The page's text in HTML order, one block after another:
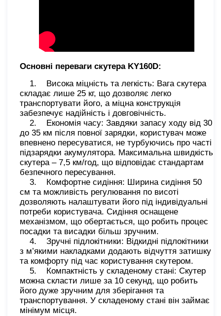
Основні переваги скутера KY160D:
1. Висока міцність та легкість: Вага скутера
складає лише 25 кг, що дозволяє легко
транспортувати його, а міцна конструкція
забезпечує надійність і довговічність.
2. Економія часу: Завдяки запасу ходу від 30
до 35 км після повної зарядки, користувач може
впевнено пересуватися, не турбуючись про часті
підзарядки акумулятора. Максимальна швидкість
скутера – 7,5 км/год, що відповідає стандартам
безпечного пересування.
3. Комфортне сидіння: Ширина сидіння 50
см та можливість регулювання по висоті
дозволяють налаштувати його під індивідуальні
потреби користувача. Сидіння оснащене
механізмом, що обертається, що робить процес
посадки та висадки більш зручним.
4. Зручні підлокітники: Відкидні підлокітники
з м’якими накладками додають відчуття затишку
та комфорту під час користування скутером.
5. Компактність у складеному стані: Скутер
можна скласти лише за 10 секунд, що робить
його дуже зручним для зберігання та
транспортування. У складеному стані він займає
мінімум місця.